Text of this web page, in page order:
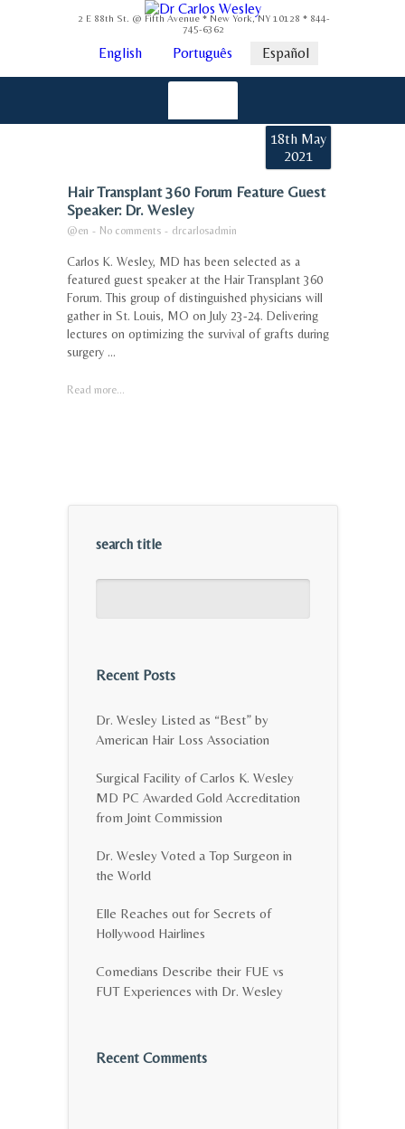
2 E 88th St. @ Fifth Avenue * New York, NY 10128 * 844-
745-6362
English Português Español
18th May
2021
Hair Transplant 360 Forum Feature Guest
Speaker: Dr. Wesley
@en - No comments - drcarlosadmin
Carlos K. Wesley, MD has been selected as a
featured guest speaker at the Hair Transplant 360
Forum. This group of distinguished physicians will
gather in St. Louis, MO on July 23-24. Delivering
lectures on optimizing the survival of grafts during
surgery ...
Read more...
search title
Recent Posts
Dr. Wesley Listed as “Best” by
American Hair Loss Association
Surgical Facility of Carlos K. Wesley
MD PC Awarded Gold Accreditation
from Joint Commission
Dr. Wesley Voted a Top Surgeon in
the World
Elle Reaches out for Secrets of
Hollywood Hairlines
Comedians Describe their FUE vs
FUT Experiences with Dr. Wesley
Recent Comments